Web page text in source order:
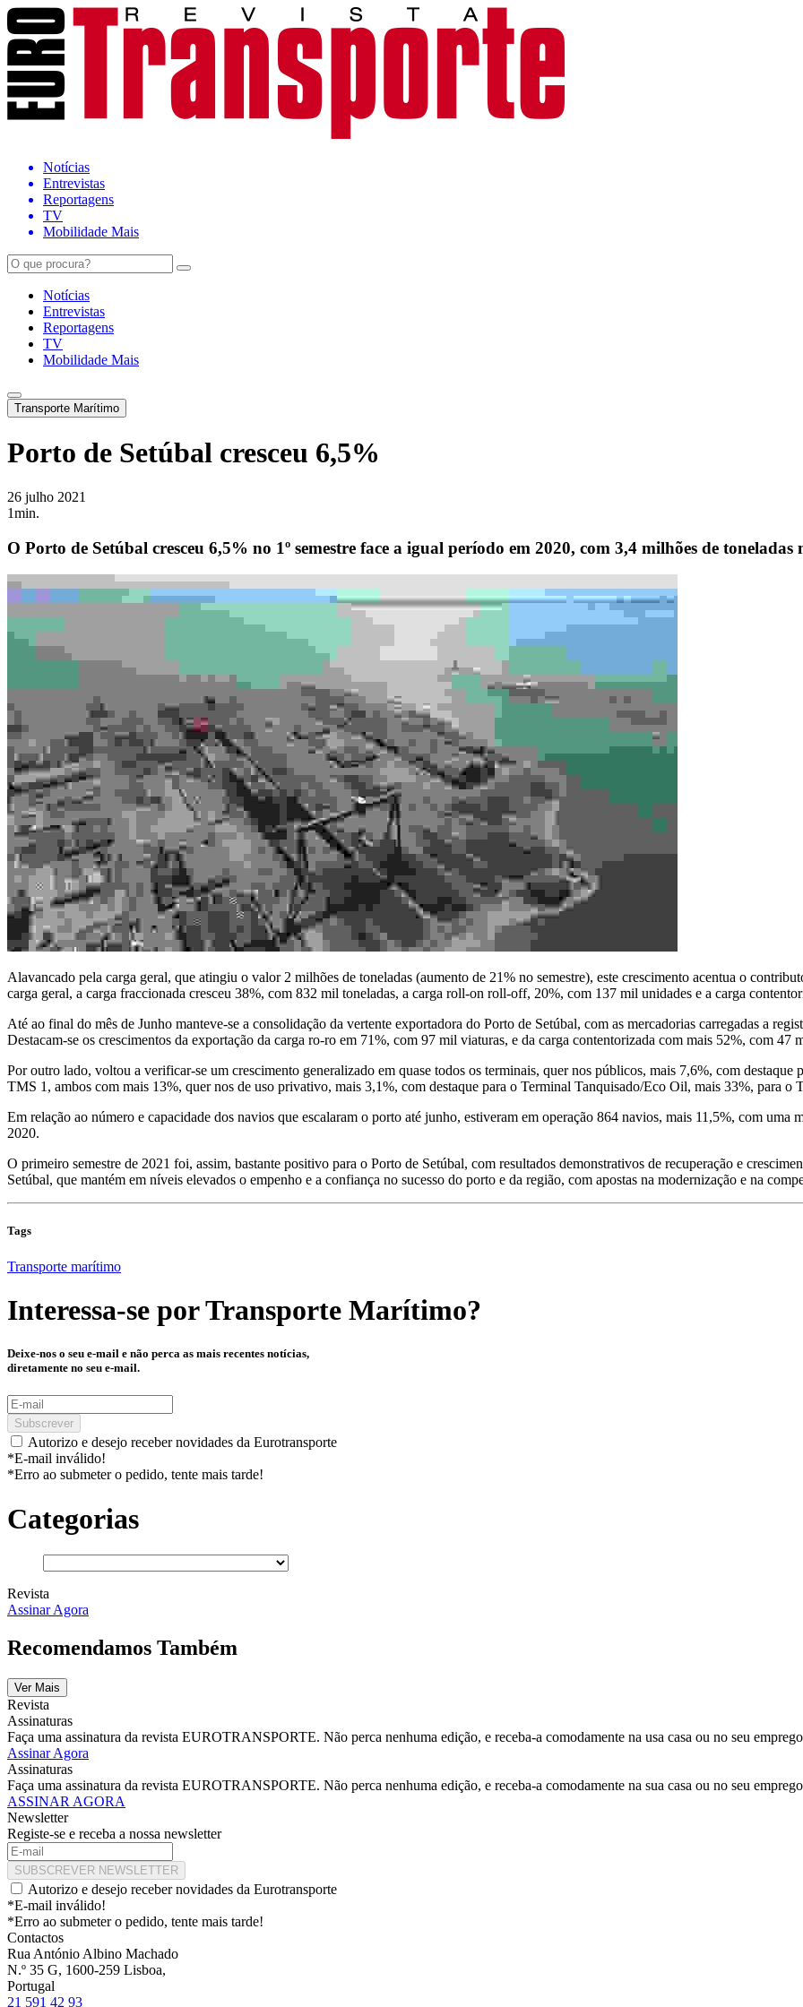
Notícias
Entrevistas
Reportagens
TV
Mobilidade Mais
Notícias
Entrevistas
Reportagens
TV
Mobilidade Mais
Transporte Marítimo
Porto de Setúbal cresceu 6,5%
26 julho 2021
1min.
O Porto de Setúbal cresceu 6,5% no 1º semestre face a igual período em 2020, com 3,4 milhões de toneladas
Alavancado pela carga geral, que atingiu o valor 2 milhões de toneladas (aumento de 21% no semestre), este crescimento acentua o
carga geral, a carga fraccionada cresceu 38%, com 832 mil toneladas, a carga roll-on roll-off, 20%, com 137 mil unidades e a carga
Até ao final do mês de Junho manteve-se a consolidação da vertente exportadora do Porto de Setúbal, com as mercadorias carregadas a
Destacam-se os crescimentos da exportação da carga ro-ro em 71%, com 97 mil viaturas, e da carga contentorizada com mais 52%, com 47
Por outro lado, voltou a verificar-se um crescimento generalizado em quase todos os terminais, quer nos públicos, mais 7,6%, com
TMS 1, ambos com mais 13%, quer nos de uso privativo, mais 3,1%, com destaque para o Terminal Tanquisado/Eco Oil, mais 33%, para o
Em relação ao número e capacidade dos navios que escalaram o porto até junho, estiveram em operação 864 navios, mais 11,5%, com
2020.
O primeiro semestre de 2021 foi, assim, bastante positivo para o Porto de Setúbal, com resultados demonstrativos de recuperação e
Setúbal, que mantém em níveis elevados o empenho e a confiança no sucesso do porto e da região, com apostas na modernização e na
Tags
Transporte marítimo
Interessa-se porTransporte Marítimo?
Deixe-nos o seu e-mail e não perca as mais recentes notícias,
diretamente no seu e-mail.
Subscrever
Autorizo e desejo receber novidades da Eurotransporte
*E-mail inválido!
*Erro ao submeter o pedido, tente mais tarde!
Categorias
Revista
Assinar Agora
Recomendamos Também
Ver Mais
Revista
Assinaturas
Faça uma assinatura da revista EUROTRANSPORTE. Não perca nenhuma edição, e receba-a comodamente na usa casa ou no seu
Assinar Agora
Assinaturas
Faça uma assinatura da revista EUROTRANSPORTE. Não perca nenhuma edição, e receba-a comodamente na sua casa ou no seu
ASSINAR AGORA
Newsletter
Registe-se e receba a nossa newsletter
SUBSCREVER NEWSLETTER
Autorizo e desejo receber novidades da Eurotransporte
*E-mail inválido!
*Erro ao submeter o pedido, tente mais tarde!
Contactos
Rua António Albino Machado
N.º 35 G, 1600-259 Lisboa,
Portugal
21 591 42 93